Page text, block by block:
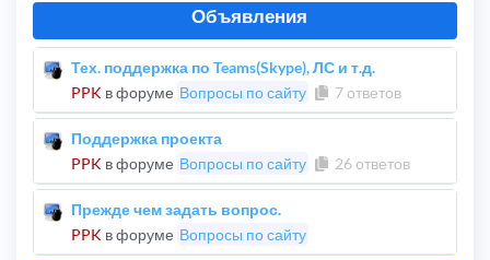
Объявления
Тех. поддержка по Teams(Skype), ЛС и т.д.
PPK в форуме Вопросы по сайту 7 ответов
Поддержка проекта
PPK в форуме Вопросы по сайту 26 ответов
Прежде чем задать вопрос.
PPK в форуме Вопросы по сайту